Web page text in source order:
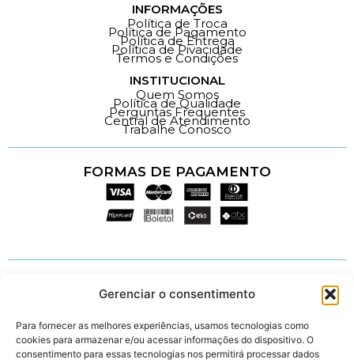
Gerenciar o consentimento
Para fornecer as melhores experiências, usamos tecnologias como
cookies para armazenar e/ou acessar informações do dispositivo. O
consentimento para essas tecnologias nos permitirá processar dados
INFORMAÇÕES
Política de Troca
Política de Pagamento
Política de Entrega
Política de Pivacidade
Termos e Condições
INSTITUCIONAL
Quem Somos
Política de Qualidade
Perguntas Frequentes
Central de Atendimento
Trabalhe Conosco
FORMAS DE PAGAMENTO
ACOMPANHE-NOS